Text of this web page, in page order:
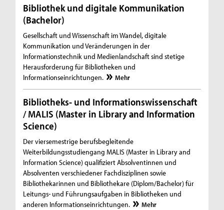
Bibliothek und digitale Kommunikation
(Bachelor)
Gesellschaft und Wissenschaft im Wandel, digitale
Kommunikation und Veränderungen in der
Informationstechnik und Medienlandschaft sind stetige
Herausforderung für Bibliotheken und
Informationseinrichtungen.
Mehr
Bibliotheks- und Informationswissenschaft
/ MALIS (Master in Library and Information
Science)
Der viersemestrige berufsbegleitende
Weiterbildungsstudiengang MALIS (Master in Library and
Information Science) qualifiziert Absolventinnen und
Absolventen verschiedener Fachdisziplinen sowie
Bibliothekarinnen und Bibliothekare (Diplom/Bachelor) für
Leitungs- und Führungsaufgaben in Bibliotheken und
anderen Informationseinrichtungen.
Mehr